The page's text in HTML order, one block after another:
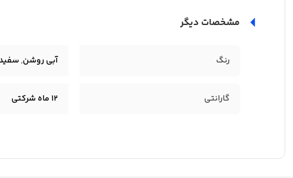
مشخصات دیگر
رنگ آبی روشن,
گارانتی 12 ماه شرکتی